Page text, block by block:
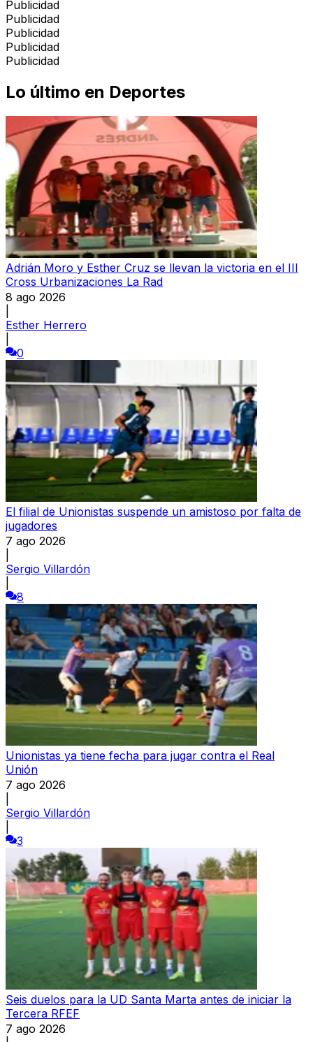
Publicidad
Publicidad
Publicidad
Publicidad
Publicidad
Lo último en Deportes
Adrián Moro y Esther Cruz se llevan la victoria en el III
Cross Urbanizaciones La Rad
8 ago 2026
Esther Herrero
0
El filial de Unionistas suspende un amistoso por falta de
jugadores
7 ago 2026
Sergio Villardón
8
Unionistas ya tiene fecha para jugar contra el Real
Unión
7 ago 2026
Sergio Villardón
3
Seis duelos para la UD Santa Marta antes de iniciar la
Tercera RFEF
7 ago 2026